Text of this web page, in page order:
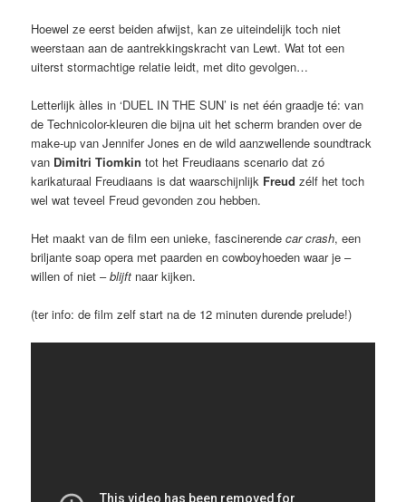
Hoewel ze eerst beiden afwijst, kan ze uiteindelijk toch niet
weerstaan aan de aantrekkingskracht van Lewt. Wat tot een
uiterst stormachtige relatie leidt, met dito gevolgen…
Letterlijk àlles in ‘DUEL IN THE SUN’ is net één graadje té: van
de Technicolor-kleuren die bijna uit het scherm branden over de
make-up van Jennifer Jones en de wild aanzwellende soundtrack
van Dimitri Tiomkin tot het Freudiaans scenario dat zó
karikaturaal Freudiaans is dat waarschijnlijk Freud zélf het toch
wel wat teveel Freud gevonden zou hebben.
Het maakt van de film een unieke, fascinerendecar crash, een
briljante soap opera met paarden en cowboyhoeden waar je –
willen of niet –blijft naar kijken.
(ter info: de film zelf start na de 12 minuten durende prelude!)